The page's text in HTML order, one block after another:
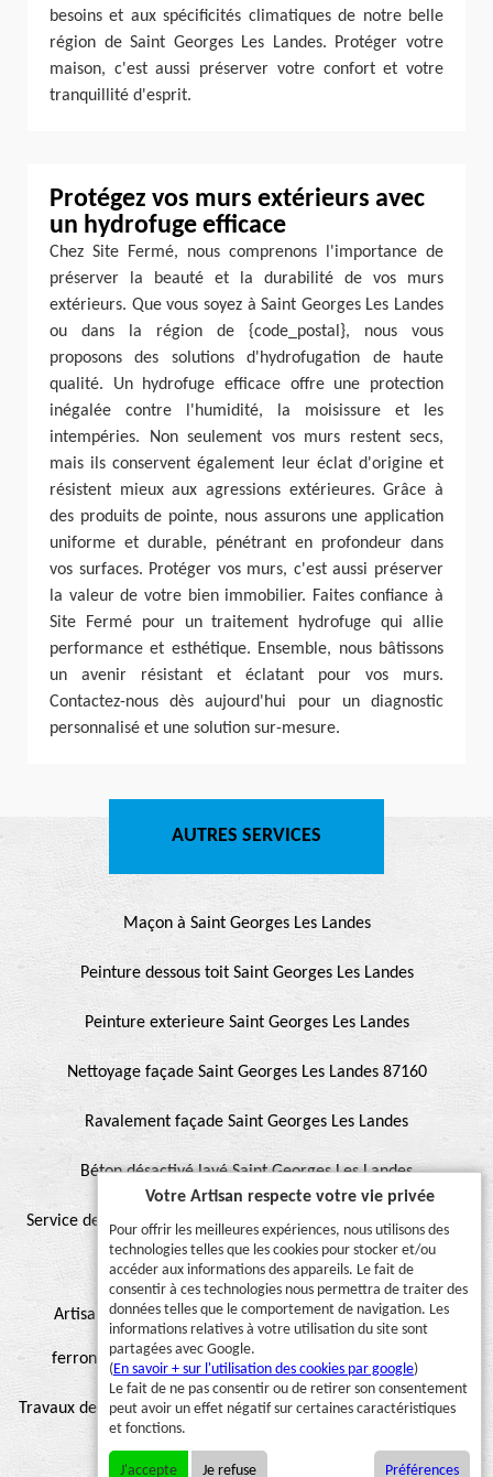
besoins et aux spécificités climatiques de notre belle
région de Saint Georges Les Landes. Protéger votre
maison, c'est aussi préserver votre confort et votre
tranquillité d'esprit.
Protégez vos murs extérieurs avec
un hydrofuge efficace
Chez Site Fermé, nous comprenons l'importance de
préserver la beauté et la durabilité de vos murs
extérieurs. Que vous soyez à Saint Georges Les Landes
ou dans la région de {code_postal}, nous vous
proposons des solutions d'hydrofugation de haute
qualité. Un hydrofuge efficace offre une protection
inégalée contre l'humidité, la moisissure et les
intempéries. Non seulement vos murs restent secs,
mais ils conservent également leur éclat d'origine et
résistent mieux aux agressions extérieures. Grâce à
des produits de pointe, nous assurons une application
uniforme et durable, pénétrant en profondeur dans
vos surfaces. Protéger vos murs, c'est aussi préserver
la valeur de votre bien immobilier. Faites confiance à
Site Fermé pour un traitement hydrofuge qui allie
performance et esthétique. Ensemble, nous bâtissons
un avenir résistant et éclatant pour vos murs.
Contactez-nous dès aujourd'hui pour un diagnostic
personnalisé et une solution sur-mesure.
AUTRES SERVICES
Maçon à Saint Georges Les Landes
Peinture dessous toit Saint Georges Les Landes
Peinture exterieure Saint Georges Les Landes
Nettoyage façade Saint Georges Les Landes 87160
Ravalement façade Saint Georges Les Landes
Béton désactivé lavé Saint Georges Les Landes
Service de peinture et hydrofuge de toiture Saint Georges Les
Landes 87160
Artisan pour peinture façade, muret, toiture, boiserie,
ferronnerie, gouttière Saint Georges Les Landes 87160
Travaux de peinture sur toiture Saint Georges Les Landes 87160
Votre Artisan respecte votre vie privée
Pour offrir les meilleures expériences, nous utilisons des
technologies telles que les cookies pour stocker et/ou
accéder aux informations des appareils. Le fait de
consentir à ces technologies nous permettra de traiter des
données telles que le comportement de navigation. Les
informations relatives à votre utilisation du site sont
partagées avec Google.
(En savoir + sur l'utilisation des cookies par google)
Le fait de ne pas consentir ou de retirer son consentement
peut avoir un effet négatif sur certaines caractéristiques
et fonctions.
J'accepte Je refuse Préférences